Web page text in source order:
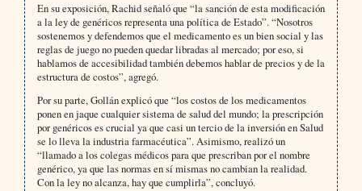
En su exposición, Rachid señaló que “la sanción de esta modificación
a la ley de genéricos representa una política de Estado”. “Nosotros
sostenemos y defendemos que el medicamento es un bien social y las
reglas de juego no pueden quedar libradas al mercado; por eso, si
hablamos de accesibilidad también debemos hablar de precios y de la
estructura de costos”, agregó.
Por su parte, Gollán explicó que “los costos de los medicamentos
ponen en jaque cualquier sistema de salud del mundo; la prescripción
por genéricos es crucial ya que casi un tercio de la inversión en Salud
se lo lleva la industria farmacéutica”. Asimismo, realizó un
“llamado a los colegas médicos para que prescriban por el nombre
genérico, ya que las normas en sí mismas no cambian la realidad.
Con la ley no alcanza, hay que cumplirla”, concluyó.